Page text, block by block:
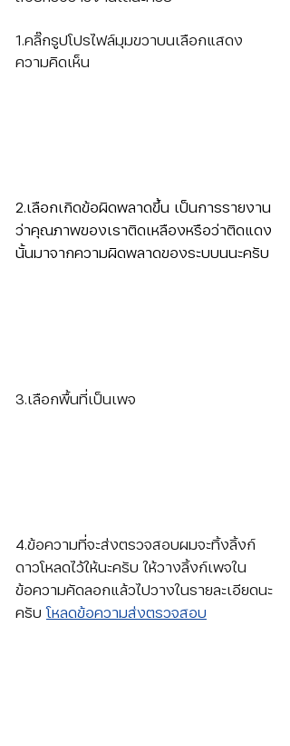
1.คลิ๊กรูปโปรไฟล์มุมขวาบนเลือกแสดง
ความคิดเห็น
2.เลือกเกิดข้อผิดพลาดขึ้น เป็นการรายงาน
ว่าคุณภาพของเราติดเหลืองหรือว่าติดแดง
นั้นมาจากความผิดพลาดของระบบนนะครับ
3.เลือกพื้นที่เป็นเพจ
4.ข้อความที่จะส่งตรวจสอบผมจะทิ้งลิ้งก์
ดาวโหลดไว้ให้นะครับ ให้วางลิ้งก์เพจใน
ข้อความคัดลอกแล้วไปวางในรายละเอียดนะ
ครับ โหลดข้อความส่งตรวจสอบ